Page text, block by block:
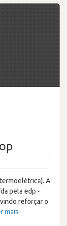
A
pela edp -
reforçar o
mais